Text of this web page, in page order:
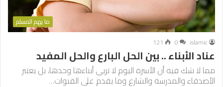
ما يهم المسلم
islamic
0
121
عناد الأبناء .. بين الحل البارع والحل المفيد
مما لا شك فيه أن الأسرة اليوم لا تربي أبناءها وحدها، بل يعتبر
الأصدقاء والمدرسة والشارع وما يقدم على القنوات…